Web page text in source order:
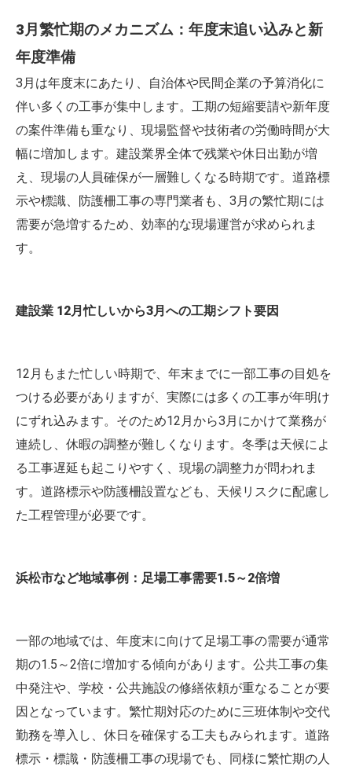
3月繁忙期のメカニズム：年度末追い込みと新
年度準備
3月は年度末にあたり、自治体や民間企業の予算消化に
伴い多くの工事が集中します。工期の短縮要請や新年度
の案件準備も重なり、現場監督や技術者の労働時間が大
幅に増加します。建設業界全体で残業や休日出勤が増
え、現場の人員確保が一層難しくなる時期です。道路標
示や標識、防護柵工事の専門業者も、3月の繁忙期には
需要が急増するため、効率的な現場運営が求められま
す。
建設業 12月忙しいから3月への工期シフト要因
12月もまた忙しい時期で、年末までに一部工事の目処を
つける必要がありますが、実際には多くの工事が年明け
にずれ込みます。そのため12月から3月にかけて業務が
連続し、休暇の調整が難しくなります。冬季は天候によ
る工事遅延も起こりやすく、現場の調整力が問われま
す。道路標示や防護柵設置なども、天候リスクに配慮し
た工程管理が必要です。
浜松市など地域事例：足場工事需要1.5～2倍増
一部の地域では、年度末に向けて足場工事の需要が通常
期の1.5～2倍に増加する傾向があります。公共工事の集
中発注や、学校・公共施設の修繕依頼が重なることが要
因となっています。繁忙期対応のために三班体制や交代
勤務を導入し、休日を確保する工夫もみられます。道路
標示・標識・防護柵工事の現場でも、同様に繁忙期の人